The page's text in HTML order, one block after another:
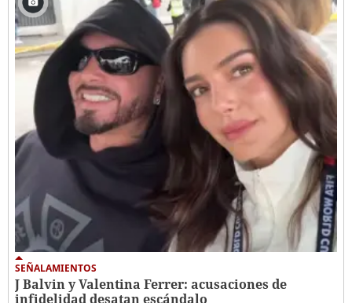
SEÑALAMIENTOS
J Balvin y Valentina Ferrer: acusaciones de
infidelidad desatan escándalo